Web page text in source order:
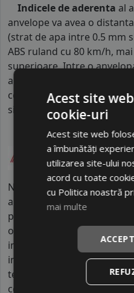
Indicele de aderenta al
anvelope va avea o
(strat de apa intre 0.5 mm
ABS ruland cu 80 km/h,
superioare. Intre o
alta din clasa E este o
contribuind astfel, la o
si participantilor din trafic.
NANKANG este unul
anvelope din Taiwan, cu o
prezență globală în
operează fabrici moderne
implicați în producție și
investește constant în
tehnologiilor de fabricație,
cerințelor piețelor
Acest site
cookie-uri
Acest site web
a îmbunătăți
utilizarea site-ului
acord cu toate
cu Politica noastră
mai multe